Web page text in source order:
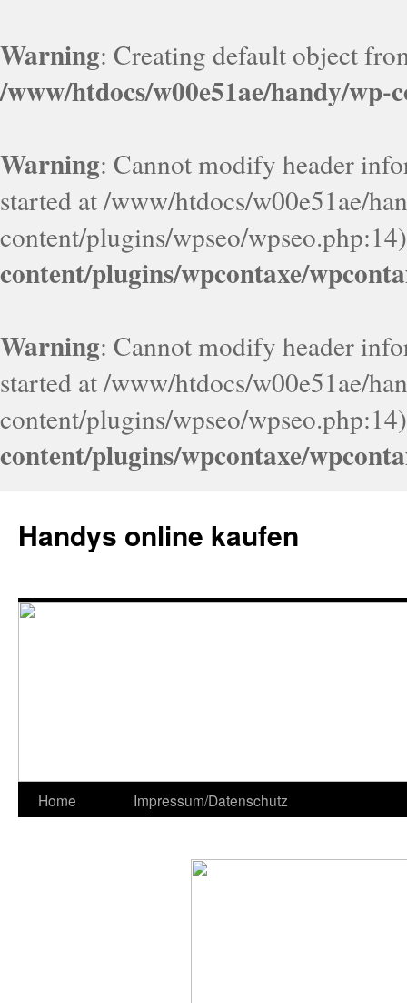
Warning: Creating default object
/www/htdocs/w00e51ae/handy/wp-
Warning: Cannot modify header
started at /www/htdocs/w00e51ae/
content/plugins/wpseo/
content/plugins/wpcontaxe/
Warning: Cannot modify header
started at /www/htdocs/w00e51ae/
content/plugins/wpseo/
content/plugins/wpcontaxe/
Handys online kaufen
Home Impressum/Datenschutz